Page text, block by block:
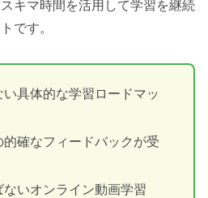
キマ時間を活用して学習を継続
です。
具体的な学習ロードマッ
確なフィードバックが受
いオンライン動画学習